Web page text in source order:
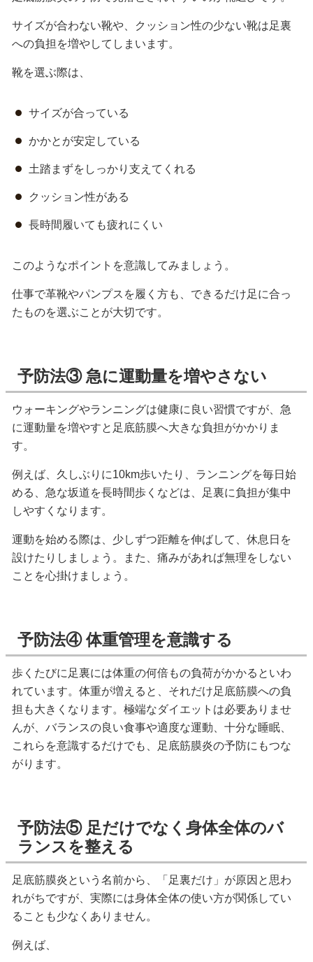
サイズが合わない靴や、クッション性の少ない靴は足裏
への負担を増やしてしまいます。
靴を選ぶ際は、
サイズが合っている
かかとが安定している
土踏まずをしっかり支えてくれる
クッション性がある
長時間履いても疲れにくい
このようなポイントを意識してみましょう。
仕事で革靴やパンプスを履く方も、できるだけ足に合っ
たものを選ぶことが大切です。
予防法③ 急に運動量を増やさない
ウォーキングやランニングは健康に良い習慣ですが、急
に運動量を増やすと足底筋膜へ大きな負担がかかりま
す。
例えば、久しぶりに10km歩いたり、ランニングを毎日始
める、急な坂道を長時間歩くなどは、足裏に負担が集中
しやすくなります。
運動を始める際は、少しずつ距離を伸ばして、休息日を
設けたりしましょう。また、痛みがあれば無理をしない
ことを心掛けましょう。
予防法④ 体重管理を意識する
歩くたびに足裏には体重の何倍もの負荷がかかるといわ
れています。体重が増えると、それだけ足底筋膜への負
担も大きくなります。極端なダイエットは必要ありませ
んが、バランスの良い食事や適度な運動、十分な睡眠、
これらを意識するだけでも、足底筋膜炎の予防にもつな
がります。
予防法⑤ 足だけでなく身体全体のバ
ランスを整える
足底筋膜炎という名前から、「足裏だけ」が原因と思わ
れがちですが、実際には身体全体の使い方が関係してい
ることも少なくありません。
例えば、